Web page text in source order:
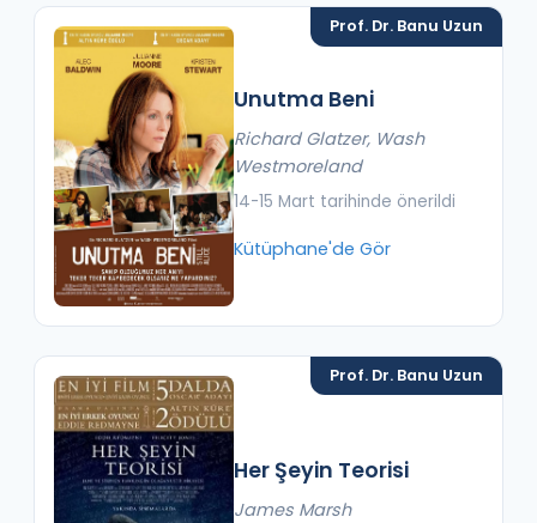
Prof. Dr. Banu Uzun
Unutma Beni
Richard Glatzer, Wash
Westmoreland
14-15 Mart tarihinde önerildi
Kütüphane'de Gör
Prof. Dr. Banu Uzun
Her Şeyin Teorisi
James Marsh